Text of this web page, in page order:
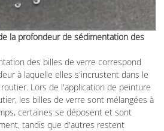
la profondeur de sédimentation des
des billes de verre correspond
à laquelle elles s'incrustent dans le
Lors de l'application de peinture
les billes de verre sont mélangées à
certaines se déposent et sont
tandis que d'autres restent